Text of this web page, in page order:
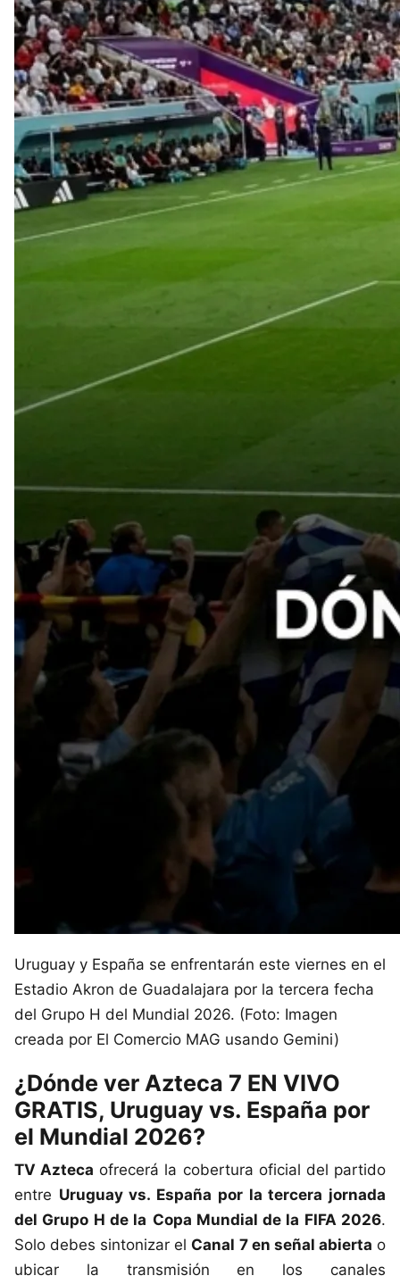
Uruguay y España se enfrentarán este viernes en el
Estadio Akron de Guadalajara por la tercera fecha
del Grupo H del Mundial 2026. (Foto: Imagen
creada por El Comercio MAG usando Gemini)
¿Dónde ver Azteca 7 EN VIVO
GRATIS, Uruguay vs. España por
el Mundial 2026?
TV Azteca ofrecerá la cobertura oficial del partido
entre Uruguay vs. España por la tercera jornada
del Grupo H de la Copa Mundial de la FIFA 2026.
Solo debes sintonizar el Canal 7 en señal abierta o
ubicar la transmisión en los canales